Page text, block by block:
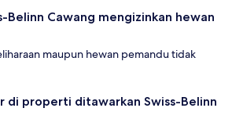
Belinn Cawang mengizinkan hewan
maupun hewan pemandu tidak
di properti ditawarkan Swiss-Belinn